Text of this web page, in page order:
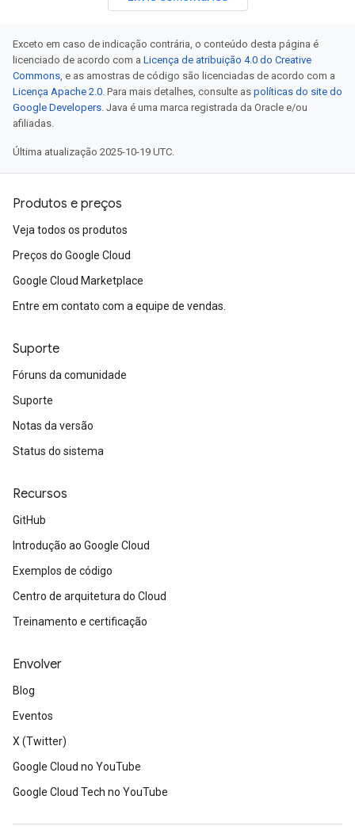
Exceto em caso de indicação contrária, o conteúdo desta página é
licenciado de acordo com a Licença de atribuição 4.0 do Creative
Commons, e as amostras de código são licenciadas de acordo com a
Licença Apache 2.0. Para mais detalhes, consulte as políticas do site do
Google Developers. Java é uma marca registrada da Oracle e/ou
afiliadas.
Última atualização 2025-10-19 UTC.
Produtos e preços
Veja todos os produtos
Preços do Google Cloud
Google Cloud Marketplace
Entre em contato com a equipe de vendas.
Suporte
Fóruns da comunidade
Suporte
Notas da versão
Status do sistema
Recursos
GitHub
Introdução ao Google Cloud
Exemplos de código
Centro de arquitetura do Cloud
Treinamento e certificação
Envolver
Blog
Eventos
X (Twitter)
Google Cloud no YouTube
Google Cloud Tech no YouTube